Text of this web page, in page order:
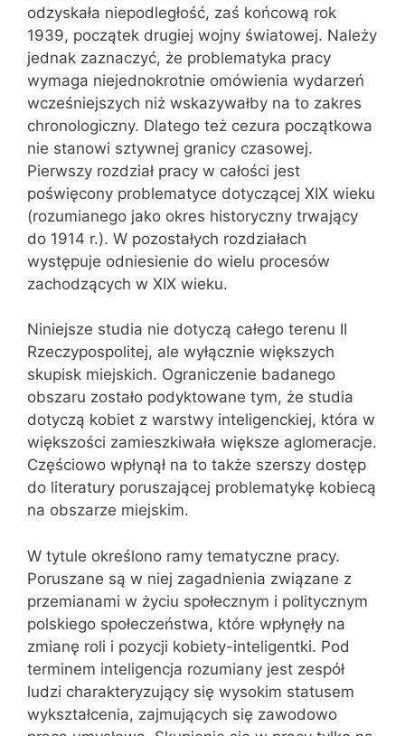
odzyskała niepodległość, zaś końcową rok
1939, początek drugiej wojny światowej. Należy
jednak zaznaczyć, że problematyka pracy
wymaga niejednokrotnie omówienia wydarzeń
wcześniejszych niż wskazywałby na to zakres
chronologiczny. Dlatego też cezura początkowa
nie stanowi sztywnej granicy czasowej.
Pierwszy rozdział pracy w całości jest
poświęcony problematyce dotyczącej XIX wieku
(rozumianego jako okres historyczny trwający
do 1914 r.). W pozostałych rozdziałach
występuje odniesienie do wielu procesów
zachodzących w XIX wieku.
Niniejsze studia nie dotyczą całego terenu II
Rzeczypospolitej, ale wyłącznie większych
skupisk miejskich. Ograniczenie badanego
obszaru zostało podyktowane tym, że studia
dotyczą kobiet z warstwy inteligenckiej, która w
większości zamieszkiwała większe aglomeracje.
Częściowo wpłynął na to także szerszy dostęp
do literatury poruszającej problematykę kobiecą
na obszarze miejskim.
W tytule określono ramy tematyczne pracy.
Poruszane są w niej zagadnienia związane z
przemianami w życiu społecznym i politycznym
polskiego społeczeństwa, które wpłynęły na
zmianę roli i pozycji kobiety-inteligentki. Pod
terminem inteligencja rozumiany jest zespół
ludzi charakteryzujący się wysokim statusem
wykształcenia, zajmujących się zawodowo